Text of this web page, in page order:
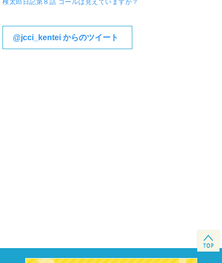
検太郎日記第８話 ゴールは見えていますか？
@jcci_kentei からのツイート